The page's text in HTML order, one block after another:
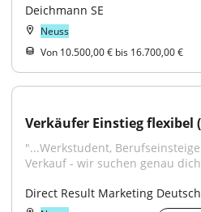
Deichmann SE
Neuss
Von 10.500,00 € bis 16.700,00 €
Verkäufer Einstieg flexibel
"...Werkstudent,
Verkauf - wir suchen genau
Direct Result Marketing